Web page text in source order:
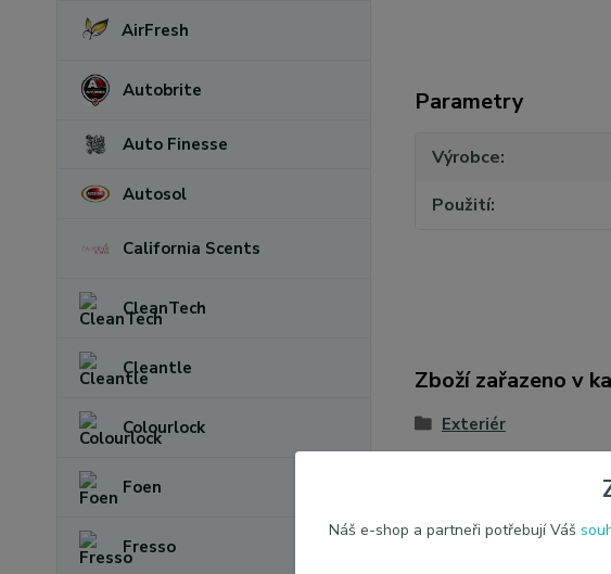
AirFresh
Autobrite
Auto Finesse
Autosol
California Scents
CleanTech
Cleantle
Colourlock
Foen
Fresso
Parametry
Výrobce
Použití
Zboží zařazeno v
Exteriér
Náš e-shop a partneři potřebují Váš